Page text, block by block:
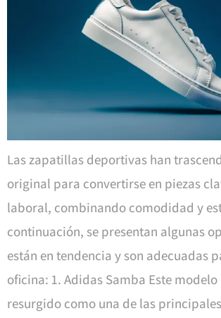
Las zapatillas deportivas han
original para convertirse en piezas
laboral, combinando comodidad y
continuación, se presentan algunas
están en tendencia y son adecuadas
oficina: 1. Adidas Samba Este
resurgido como una de las